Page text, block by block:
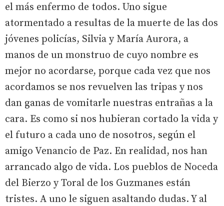
el más enfermo de todos. Uno sigue
atormentado a resultas de la muerte de las dos
jóvenes policías, Silvia y María Aurora, a
manos de un monstruo de cuyo nombre es
mejor no acordarse, porque cada vez que nos
acordamos se nos revuelven las tripas y nos
dan ganas de vomitarle nuestras entrañas a la
cara. Es como si nos hubieran cortado la vida y
el futuro a cada uno de nosotros, según el
amigo Venancio de Paz. En realidad, nos han
arrancado algo de vida. Los pueblos de Noceda
del Bierzo y Toral de los Guzmanes están
tristes. A uno le siguen asaltando dudas. Y al